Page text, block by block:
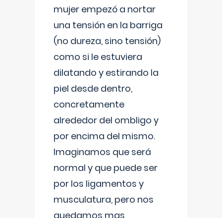
mujer empezó a nortar
una tensión en la barriga
(no dureza, sino tensión)
como si le estuviera
dilatando y estirando la
piel desde dentro,
concretamente
alrededor del ombligo y
por encima del mismo.
Imaginamos que será
normal y que puede ser
por los ligamentos y
musculatura, pero nos
quedamos mas